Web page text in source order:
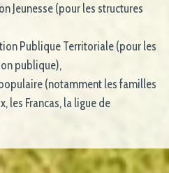
Jeunesse (pour les structures
Publique Territoriale (pour les
publique),
(notamment les familles
les Francas, la ligue de